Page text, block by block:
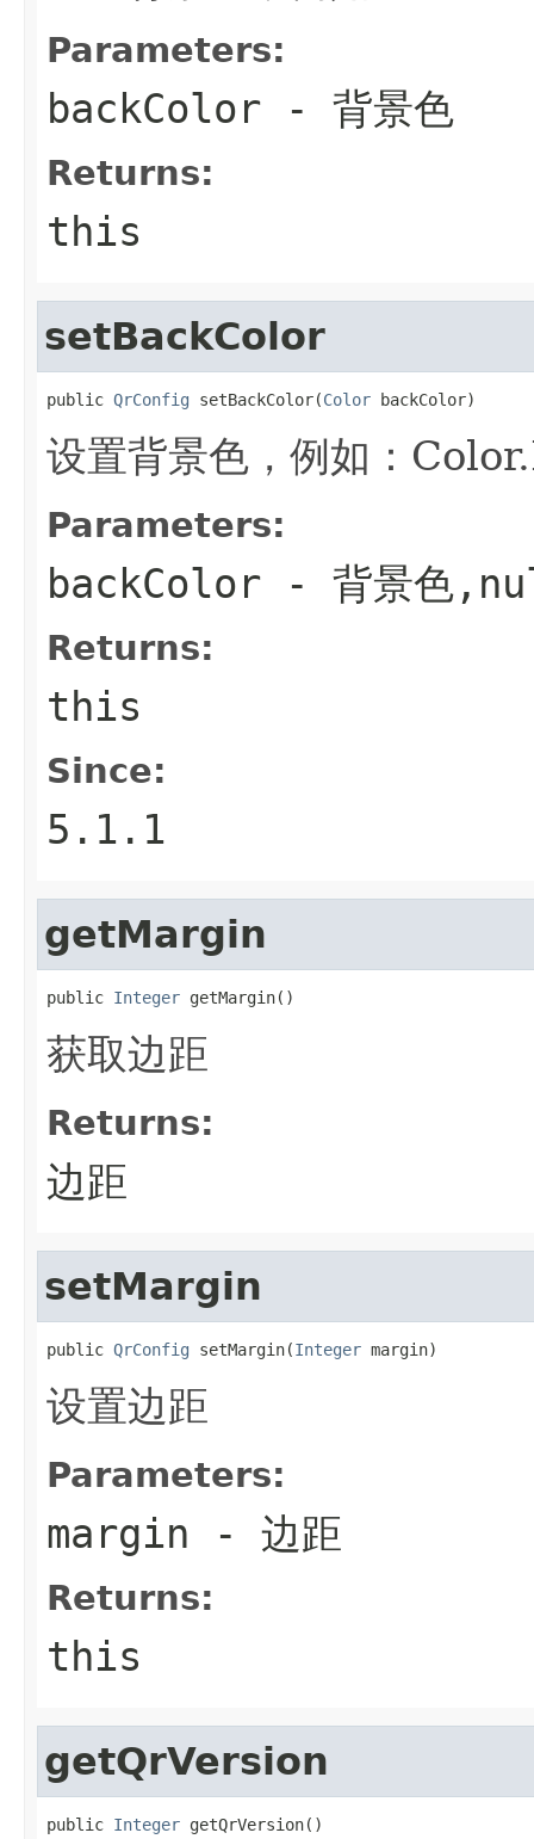
Parameters:
backColor - 背景色
Returns:
this
setBackColor
public QrConfig setBackColor(Color backColor)
设置背景色，例如：
Parameters:
backColor - 背景色
Returns:
this
Since:
5.1.1
getMargin
public Integer getMargin()
获取边距
Returns:
边距
setMargin
public QrConfig setMargin(Integer margin)
设置边距
Parameters:
margin - 边距
Returns:
this
getQrVersion
public Integer getQrVersion()